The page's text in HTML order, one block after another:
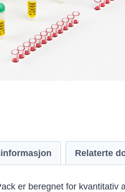
Relaterte
er beregnet for